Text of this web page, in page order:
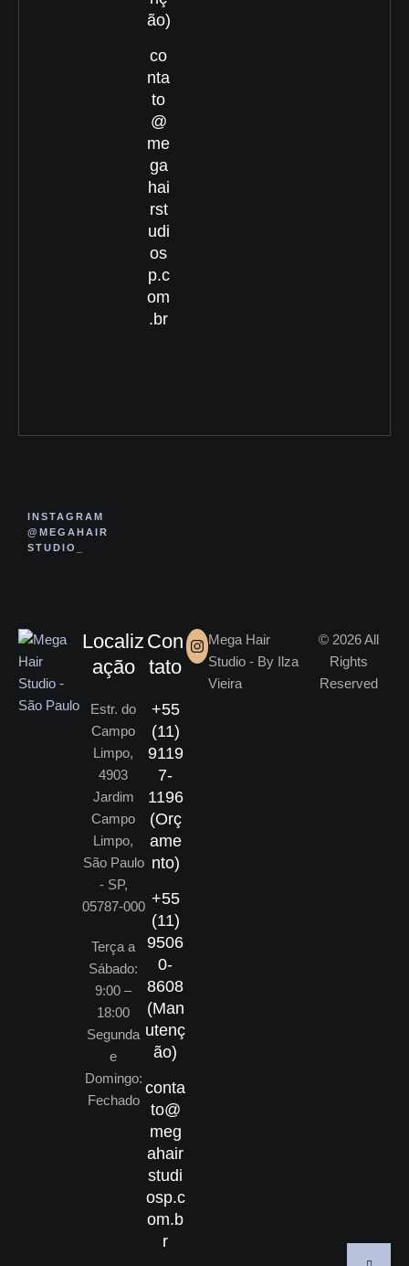
ão)
co
nta
to
@
me
ga
hai
rst
udi
os
p.c
om
.br
INSTAGRAM
@MEGAHAIR
STUDIO_
Localiz
ação
Estr. do
Campo
Limpo,
4903
Jardim
Campo
Limpo,
São Paulo
- SP,
05787-000
Terça a
Sábado:
9:00 –
18:00
Segunda
e
Domingo:
Fechado
Con
tato
+55
(11)
9119
7-
1196
(Orç
ame
nto)
+55
(11)
9506
0-
8608
(Man
utenç
ão)
conta
to@
meg
ahair
studi
osp.c
om.b
r
Mega Hair
Studio - By Ilza
Vieira
© 2026 All
Rights
Reserved